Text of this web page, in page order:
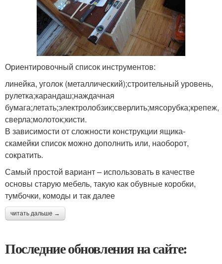
Ориентировочный список инструментов:
линейка, уголок (металлический);строительный уровень,
рулетка;карандаш;наждачная
бумага;летать;электролобзик;сверлить;мясорубка;крепеж,
сверла;молоток;кисти.
В зависимости от сложности конструкции ящика-
скамейки список можно дополнить или, наоборот,
сократить.
Самый простой вариант – использовать в качестве
основы старую мебель, такую ​​как обувные коробки,
тумбочки, комоды и так далее
читать дальше →
Последние обновления на сайте: